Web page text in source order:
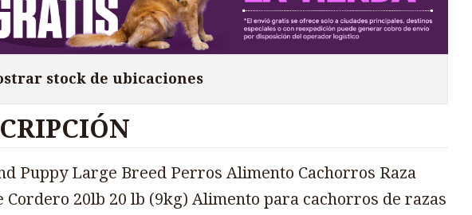
stock de ubicaciones
Puppy Large Breed Perros Alimento Cachorros Raza
Cordero 20lb 20 lb (9kg) Alimento para cachorros de razas